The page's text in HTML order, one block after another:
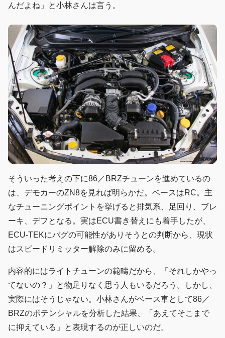
んだよね」と小林さんは言う。
そういった考えの下に86／BRZチューンを進めているの
は、デモカーのZN8を見れば明らかだ。ベースはRC。主
なチューニングポイントを挙げると排気系、足回り、ブレ
ーキ、デフとなる。実はECU書き替えにも着手したが、
ECU-TEKにバグの可能性がありそうとの判断から、現状
はスピードリミッター解除のみに留める。
内容的にはライトチューンの範疇だから、「それしかやっ
てないの？」と物足りなく思う人もいるだろう。しかし、
実際にはそうじゃない。小林さんがベース車として86／
BRZのポテンシャルを分析した結果、「あえてそこまで
に抑えている」と表現するのが正しいのだ。